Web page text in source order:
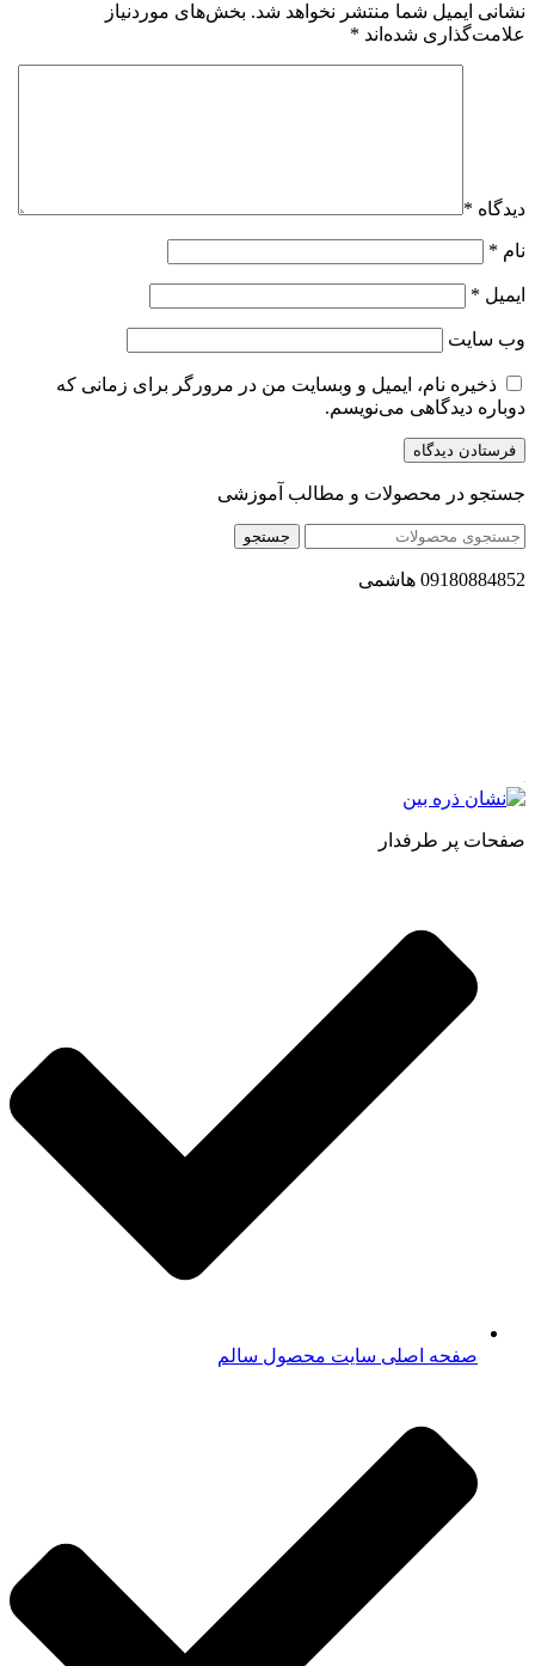
نشانی ایمیل شما منتشر نخواهد شد. بخش‌های موردنیاز
علامت‌گذاری شده‌اند *
دیدگاه *
نام *
ایمیل *
وب‌ سایت
ذخیره نام، ایمیل و وبسایت من در مرورگر برای زمانی که
دوباره دیدگاهی می‌نویسم.
جستجو در محصولات و مطالب آموزشی
جستجو
09180884852 هاشمی
صفحات پر طرفدار
صفحه اصلی سایت محصول سالم